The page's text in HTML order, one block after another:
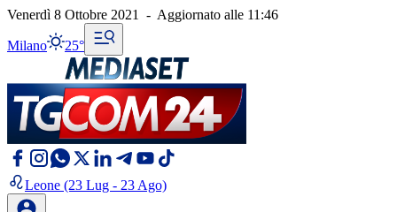
Venerdì 8 Ottobre 2021 - Aggiornato alle 11:46
Milano 25°
Leone (23 Lug - 23 Ago)